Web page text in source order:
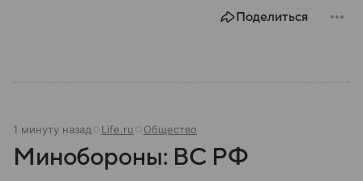
Поделиться
1 минуту назад Life.ru Общество
Минобороны: ВС РФ